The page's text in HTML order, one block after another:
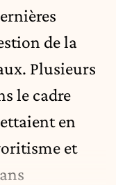
de la
Plusieurs
le cadre
en
et